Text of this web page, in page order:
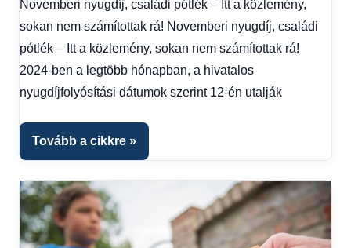
utalása
Friss
hírek,
Gazdaság
,
Hírek
Novemberi nyugdíj, családi pótlék – Itt a közlemény,
sokan nem számítottak rá! Novemberi nyugdíj, családi
pótlék – Itt a közlemény, sokan nem számítottak rá!
2024-ben a legtöbb hónapban, a hivatalos
nyugdíjfolyósítási dátumok szerint 12-én utalják
Tovább a cikkre